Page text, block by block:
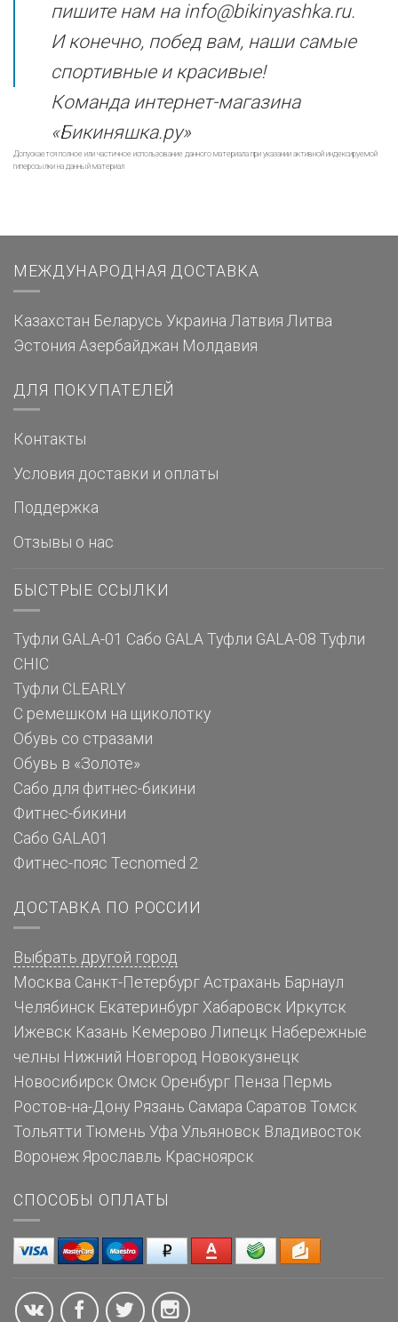
пишите нам на info@bikinyashka.ru.
И конечно, побед вам, наши самые
спортивные и красивые!
Команда интернет-магазина
«Бикиняшка.ру»
Допускается полное или частичное использование данного материала при указании активной индексируемой
гиперссылки на данный материал
МЕЖДУНАРОДНАЯ ДОСТАВКА
Казахстан Беларусь Украина Латвия Литва
Эстония Азербайджан Молдавия
ДЛЯ ПОКУПАТЕЛЕЙ
Контакты
Условия доставки и оплаты
Поддержка
Отзывы о нас
БЫСТРЫЕ ССЫЛКИ
Туфли GALA-01 Сабо GALA Туфли GALA-08 Туфли
CHIC
Туфли CLEARLY
С ремешком на щиколотку
Обувь со стразами
Обувь в «Золоте»
Сабо для фитнес-бикини
Фитнес-бикини
Сабо GALA01
Фитнес-пояс Tecnomed 2
ДОСТАВКА ПО РОССИИ
Выбрать другой город
Москва Санкт-Петербург Астрахань Барнаул
Челябинск Екатеринбург Хабаровск Иркутск
Ижевск Казань Кемерово Липецк Набережные
челны Нижний Новгород Новокузнецк
Новосибирск Омск Оренбург Пенза Пермь
Ростов-на-Дону Рязань Самара Саратов Томск
Тольятти Тюмень Уфа Ульяновск Владивосток
Воронеж Ярославль Красноярск
СПОСОБЫ ОПЛАТЫ